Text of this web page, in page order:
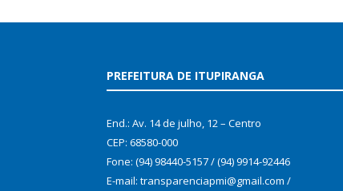
PREFEITURA DE ITUPIRANGA
End.: Av. 14 de julho, 12 – Centro
CEP: 68580-000
Fone: (94) 98440-5157 / (94) 9914-92446
E-mail: transparenciapmi@gmail.com /